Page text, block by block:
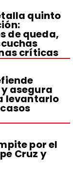
quinto
de queda,
críticas
asegura
levantarlo
por el
Cruz y